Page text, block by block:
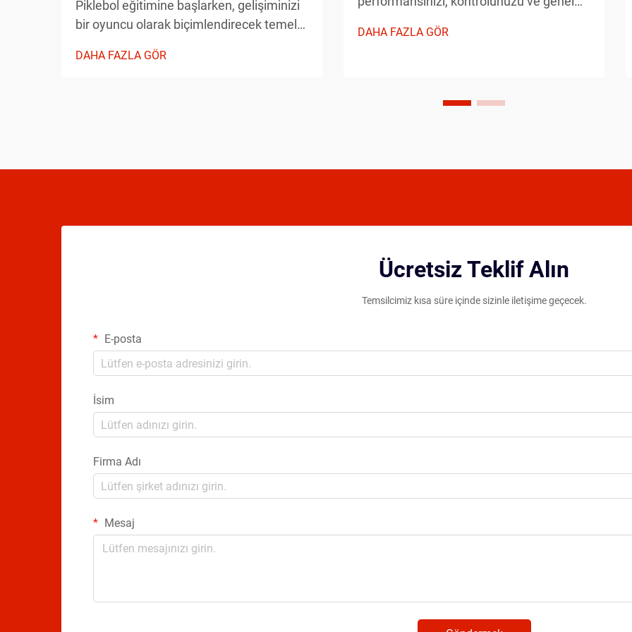
Piklebol eğitimine başlarken, gelişiminizi
bir oyuncu olarak biçimlendirecek temel
çıkmadan önce temel unsurları anlamak,
DAHA FAZLA GÖR
Hafif pickleball raketi ile daha ağır
DAHA FAZLA GÖR
Ücretsiz Teklif Alın
Temsilcimiz kısa süre içinde sizinle iletişime geçecek.
E-posta
İsim
Firma Adı
Mesaj